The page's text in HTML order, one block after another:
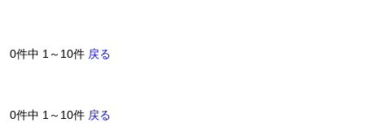
0件中 1～10件 戻る
0件中 1～10件 戻る